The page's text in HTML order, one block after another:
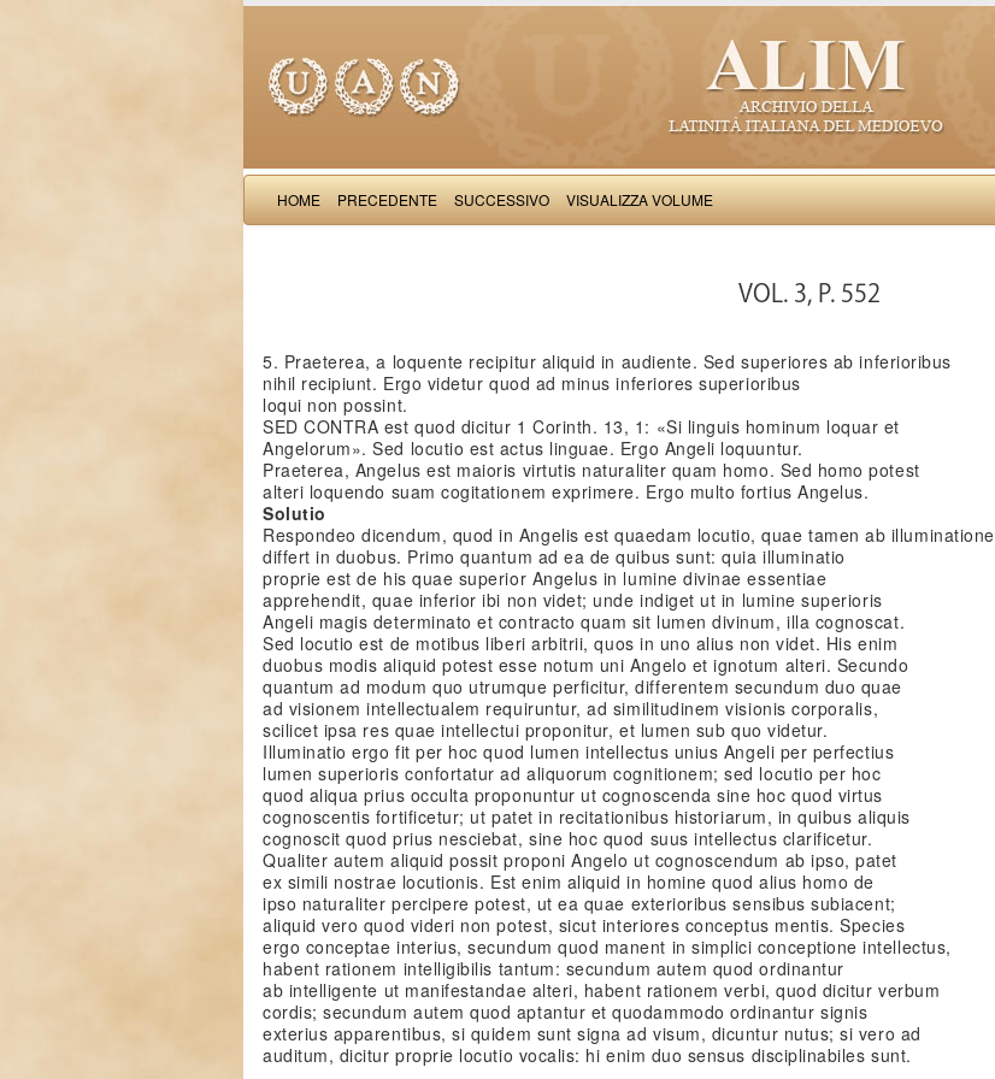
HOME PRECEDENTE SUCCESSIVO VISUALIZZA VOLUME
VOL. 3, P. 552
5. Praeterea, a loquente recipitur aliquid in audiente. Sed superiores ab inferioribus
nihil recipiunt. Ergo videtur quod ad minus inferiores superioribus
loqui non possint.
SED CONTRA est quod dicitur 1 Corinth. 13, 1: «Si linguis hominum loquar et
Angelorum». Sed locutio est actus linguae. Ergo Angeli loquuntur.
Praeterea, Angelus est maioris virtutis naturaliter quam homo. Sed homo potest
alteri loquendo suam cogitationem exprimere. Ergo multo fortius Angelus.
Solutio
Respondeo dicendum, quod in Angelis est quaedam locutio, quae tamen ab illuminatione
differt in duobus. Primo quantum ad ea de quibus sunt: quia illuminatio
proprie est de his quae superior Angelus in lumine divinae essentiae
apprehendit, quae inferior ibi non videt; unde indiget ut in lumine superioris
Angeli magis determinato et contracto quam sit lumen divinum, illa cognoscat.
Sed locutio est de motibus liberi arbitrii, quos in uno alius non videt. His enim
duobus modis aliquid potest esse notum uni Angelo et ignotum alteri. Secundo
quantum ad modum quo utrumque perficitur, differentem secundum duo quae
ad visionem intellectualem requiruntur, ad similitudinem visionis corporalis,
scilicet ipsa res quae intellectui proponitur, et lumen sub quo videtur.
Illuminatio ergo fit per hoc quod lumen intellectus unius Angeli per perfectius
lumen superioris confortatur ad aliquorum cognitionem; sed locutio per hoc
quod aliqua prius occulta proponuntur ut cognoscenda sine hoc quod virtus
cognoscentis fortificetur; ut patet in recitationibus historiarum, in quibus aliquis
cognoscit quod prius nesciebat, sine hoc quod suus intellectus clarificetur.
Qualiter autem aliquid possit proponi Angelo ut cognoscendum ab ipso, patet
ex simili nostrae locutionis. Est enim aliquid in homine quod alius homo de
ipso naturaliter percipere potest, ut ea quae exterioribus sensibus subiacent;
aliquid vero quod videri non potest, sicut interiores conceptus mentis. Species
ergo conceptae interius, secundum quod manent in simplici conceptione intellectus,
habent rationem intelligibilis tantum: secundum autem quod ordinantur
ab intelligente ut manifestandae alteri, habent rationem verbi, quod dicitur verbum
cordis; secundum autem quod aptantur et quodammodo ordinantur signis
exterius apparentibus, si quidem sunt signa ad visum, dicuntur nutus; si vero ad
auditum, dicitur proprie locutio vocalis: hi enim duo sensus disciplinabiles sunt.